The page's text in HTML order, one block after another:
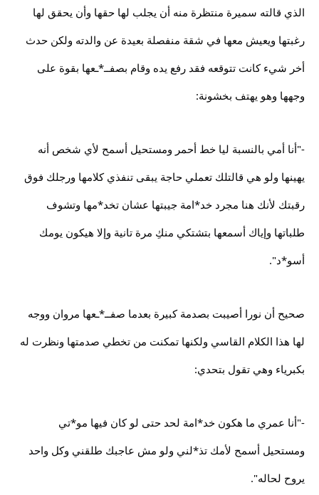
الذي قالته سميرة منتظرة منه أن يجلب لها حقها وأن يحقق لها
رغبتها ويعيش معها في شقة منفصلة بعيدة عن والدته ولكن حدث
أخر شيء كانت تتوقعه فقد رفع يده وقام بصفــ*ـعها بقوة على
وجهها وهو يهتف بخشونة:
-"أنا أمي بالنسبة ليا خط أحمر ومستحيل أسمح لأي شخص أنه
يهينها ولو هي قالتلك تعملي حاجة يبقى تنفذي كلامها ورجلك فوق
رقبتك لأنك هنا مجرد خد*امة جيبتها عشان تخد*مها وتشوف
طلباتها وإياك أسمعها بتشتكي منكِ مرة تانية وإلا هيكون يومك
أسو*د".
صحيح أن نورا أصيبت بصدمة كبيرة بعدما صفــ*ـعها مروان ووجه
لها هذا الكلام القاسي ولكنها تمكنت من تخطي صدمتها ونظرت له
بكبرياء وهي تقول بتحدي:
-"أنا عمري ما هكون خد*امة لحد حتى لو كان فيها مو*تي
ومستحيل أسمح لأمك تذ*لني ولو مش عاجبك طلقني وكل واحد
يروح لحاله".